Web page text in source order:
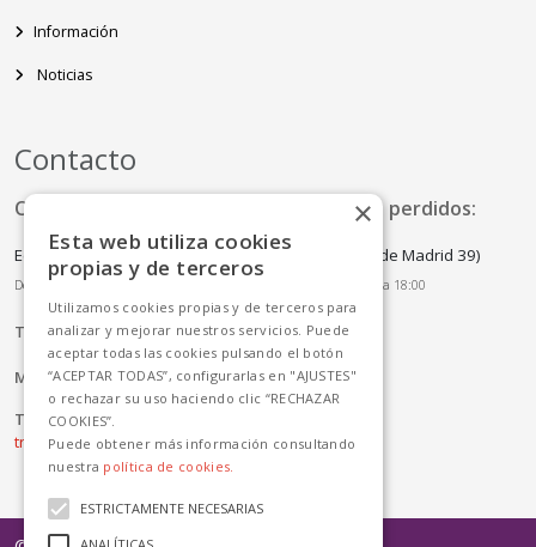
Información
Noticias
Contacto
Oficina de Atención al cliente y Objetos perdidos:
Edificio del Centro de Recepción de Visitantes (Av. de Madrid 39)
De lunes a viernes de 10:45 a 14:00 y de lunes a jueves de 16:00 a 18:00
Tlf: +34 900 922 680 // 920 212 640 // 920 252 411
Mail:info.avila@avanzagrupo.com
Trabaja con nosotros:
trabajaconavanza@mobilityado.com
Esta web utiliza cookies
propias y de terceros
Utilizamos cookies propias y de terceros para
analizar y mejorar nuestros servicios. Puede
aceptar todas las cookies pulsando el botón
“ACEPTAR TODAS”, configurarlas en "AJUSTES"
o rechazar su uso haciendo clic “RECHAZAR
COOKIES”.
Puede obtener más información consultando
nuestra política de cookies.
ESTRICTAMENTE NECESARIAS
×